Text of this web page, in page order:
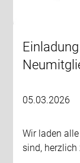
05.03.2026
Wir laden
sind,